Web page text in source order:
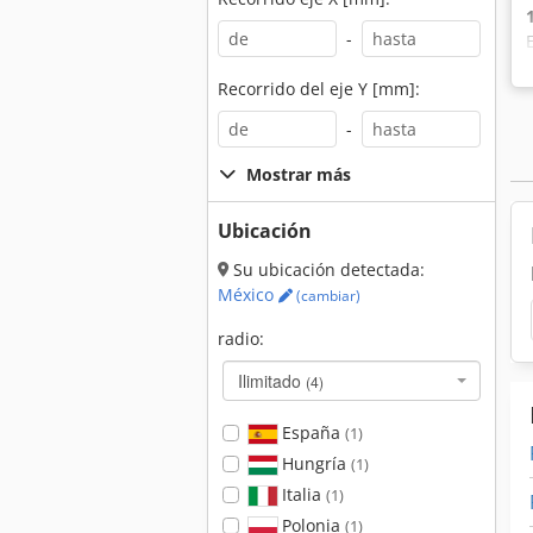
-
Recorrido del eje Y [mm]:
-
Mostrar más
Ubicación
Su ubicación detectada:
México
(cambiar)
radio:
Ilimitado (4)
España (1)
Hungría (1)
Italia (1)
Polonia (1)